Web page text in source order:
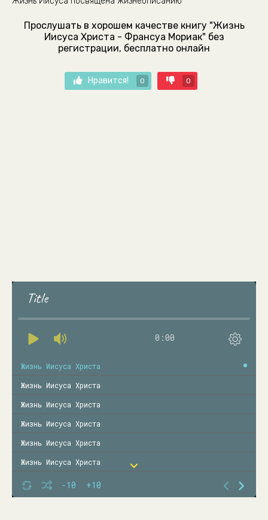
Прослушать в хорошем качестве книгу "Жизнь
Иисуса Христа - Франсуа Мориак" без
регистрации, бесплатно онлайн
Нравится! 0 0
Title
0:00
-10 +10
Жизнь Иисуса Христа
Жизнь Иисуса Христа
Жизнь Иисуса Христа
Жизнь Иисуса Христа
Жизнь Иисуса Христа
Жизнь Иисуса Христа
Жизнь Иисуса Христа
Жизнь Иисуса Христа